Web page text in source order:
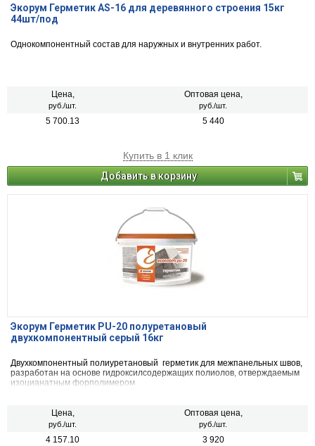
Экорум Герметик AS-16 для деревянного строения 15кг
44шт/под
Однокомпонентный состав для наружных и внутренних работ.
Цена,
руб./шт.
Оптовая цена,
руб./шт.
5 700.13 5 440
Купить в 1 клик
Добавить в корзину
Экорум Герметик PU-20 полуретановый
двухкомпонентный серый 16кг
Двухкомпонентный полиуретановый герметик для межпанельных швов,
разработан на основе гидроксилсодержащих полиолов, отверждаемым
изоцианатным форполимером
Цена,
руб./шт.
Оптовая цена,
руб./шт.
4 157.10 3 920